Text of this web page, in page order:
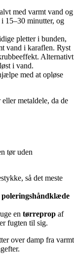
med varmt vand og
15–30 minutter, og
pletter i bunden,
vand i karaflen. Ryst
Alternativt
i vand.
med at opløse
metaldele, da de
tør uden
så det meste
poleringshåndklæde
en tørreprop af
fugten til sig.
over damp fra varmt